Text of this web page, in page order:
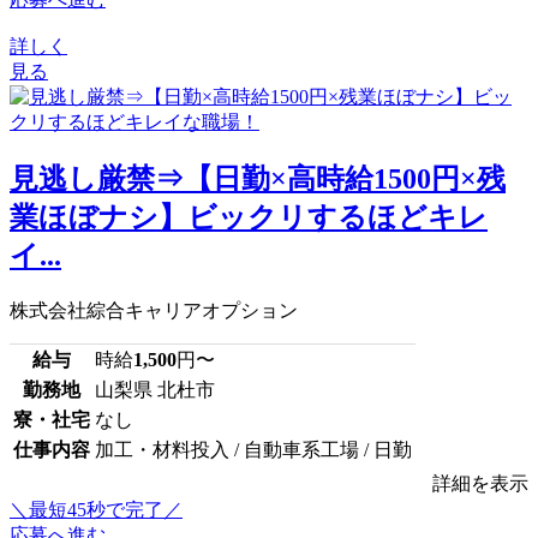
詳しく
見る
見逃し厳禁⇒【日勤×高時給1500円×残
業ほぼナシ】ビックリするほどキレ
イ...
株式会社綜合キャリアオプション
給与 時給1,500円〜
勤務地
山梨県 北杜市
寮・社宅 なし
仕事内容 加工・材料投入 / 自動車系工場 / 日勤
詳細を表示
＼最短45秒で完了／